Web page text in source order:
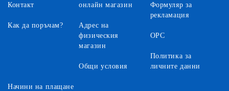
Контакт
Как да поръчам?
онлайн магазин
Адрес на
физическия
магазин
Общи условия
Формуляр за
рекламация
ОРС
Политика за
личните данни
Начини на плащане